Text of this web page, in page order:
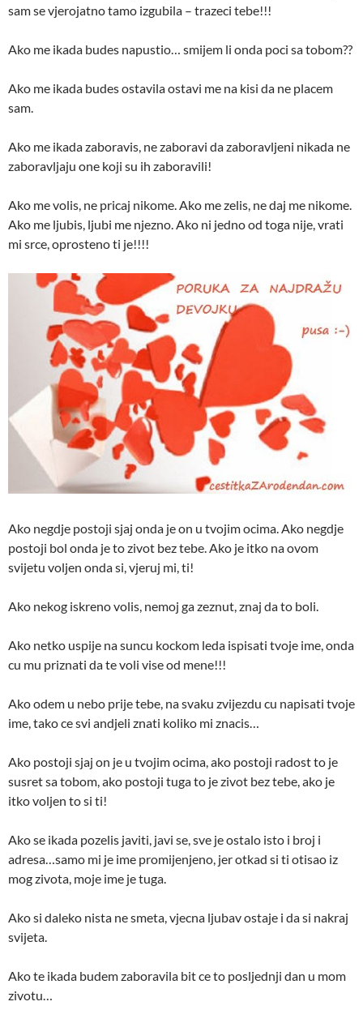
sam se vjerojatno tamo izgubila – trazeci tebe!!!
Ako me ikada budes napustio… smijem li onda poci sa tobom??
Ako me ikada budes ostavila ostavi me na kisi da ne placem
sam.
Ako me ikada zaboravis, ne zaboravi da zaboravljeni nikada ne
zaboravljaju one koji su ih zaboravili!
Ako me volis, ne pricaj nikome. Ako me zelis, ne daj me nikome.
Ako me ljubis, ljubi me njezno. Ako ni jedno od toga nije, vrati
mi srce, oprosteno ti je!!!!
Ako negdje postoji sjaj onda je on u tvojim ocima. Ako negdje
postoji bol onda je to zivot bez tebe. Ako je itko na ovom
svijetu voljen onda si, vjeruj mi, ti!
Ako nekog iskreno volis, nemoj ga zeznut, znaj da to boli.
Ako netko uspije na suncu kockom leda ispisati tvoje ime, onda
cu mu priznati da te voli vise od mene!!!
Ako odem u nebo prije tebe, na svaku zvijezdu cu napisati tvoje
ime, tako ce svi andjeli znati koliko mi znacis…
Ako postoji sjaj on je u tvojim ocima, ako postoji radost to je
susret sa tobom, ako postoji tuga to je zivot bez tebe, ako je
itko voljen to si ti!
Ako se ikada pozelis javiti, javi se, sve je ostalo isto i broj i
adresa…samo mi je ime promijenjeno, jer otkad si ti otisao iz
mog zivota, moje ime je tuga.
Ako si daleko nista ne smeta, vjecna ljubav ostaje i da si nakraj
svijeta.
Ako te ikada budem zaboravila bit ce to posljednji dan u mom
zivotu…